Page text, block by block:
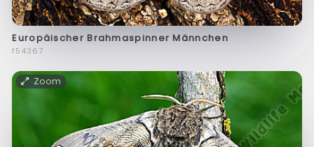
Europäischer Brahmaspinner Männchen
f54367
Zoom